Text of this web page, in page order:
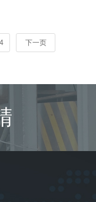
4 下一页